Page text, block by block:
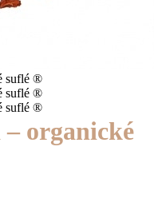
organické